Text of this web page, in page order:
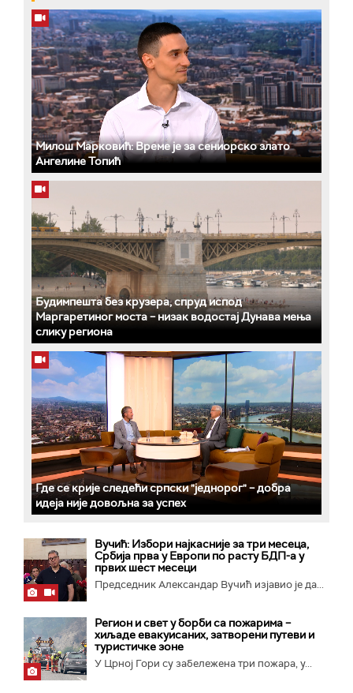
Милош Марковић: Време је за сениорско злато
Ангелине Топић
Будимпешта без крузера, спруд испод
Маргаретиног моста – низак водостај Дунава мења
слику региона
Где се крије следећи српски "једнорог" – добра
идеја није довољна за успех
Вучић: Избори најкасније за три месеца,
Србија прва у Европи по расту БДП-а у
првих шест месеци
Председник Александар Вучић изјавио је да...
Регион и свет у борби са пожарима –
хиљаде евакуисаних, затворени путеви и
туристичке зоне
У Црној Гори су забележена три пожара, у...